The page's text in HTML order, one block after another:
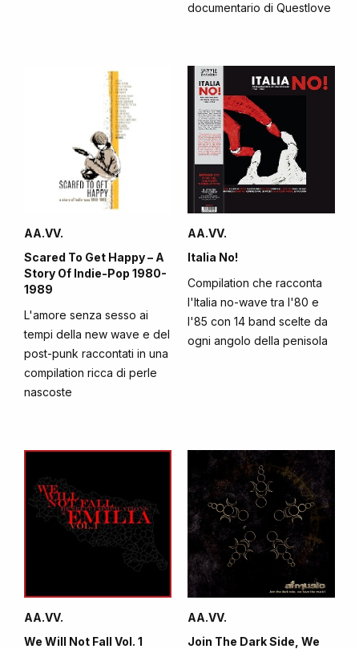
documentario di Questlove
AA.VV.
Scared To Get Happy – A
Story Of Indie-Pop 1980-
1989
L'amore senza sesso ai
tempi della new wave e del
post-punk raccontati in una
compilation ricca di perle
nascoste
AA.VV.
Italia No!
Compilation che racconta
l'Italia no-wave tra l'80 e
l'85 con 14 band scelte da
ogni angolo della penisola
AA.VV.
We Will Not Fall Vol. 1
AA.VV.
Join The Dark Side, We